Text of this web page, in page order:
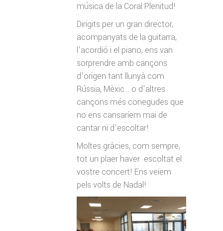
música de la Coral Plenitud!
Dirigits per un gran director,
acompanyats de la guitarra,
l’acordió i el piano, ens van
sorprendre amb cançons
d’origen tant llunyà com
Rússia, Mèxic… o d’altres
cançons més conegudes que
no ens cansaríem mai de
cantar ni d’escoltar!
Moltes gràcies, com sempre,
tot un plaer haver escoltat el
vostre concert! Ens veiem
pels volts de Nadal!